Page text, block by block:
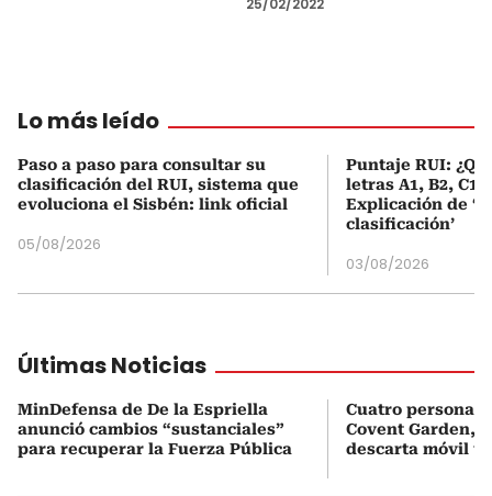
Lo más leído
Paso a paso para consultar su
clasificación del RUI, sistema que
evoluciona el Sisbén: link oficial
05/08/2026
Puntaje RUI:
letras A1, B2, C1
Explicación de
clasificación’
03/08/2026
Últimas Noticias
MinDefensa de De la Espriella
anunció cambios “sustanciales”
para recuperar la Fuerza Pública
Cuatro personas
Covent Garden,
descarta móvil